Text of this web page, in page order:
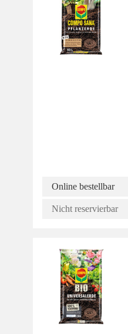
Online bestellbar
Nicht reservierbar